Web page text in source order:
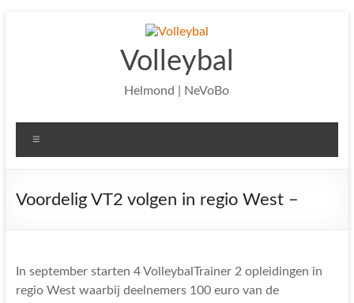
Volleybal
Helmond | NeVoBo
Voordelig VT2 volgen in regio West –
In september starten 4 VolleybalTrainer 2 opleidingen in
regio West waarbij deelnemers 100 euro van de